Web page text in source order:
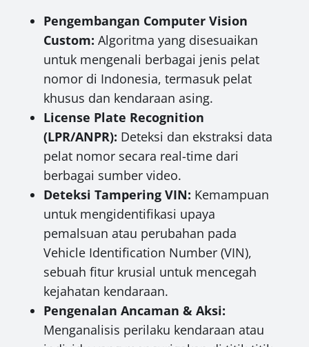
Pengembangan Computer Vision
Custom: Algoritma yang disesuaikan
untuk mengenali berbagai jenis pelat
nomor di Indonesia, termasuk pelat
khusus dan kendaraan asing.
License Plate Recognition
(LPR/ANPR): Deteksi dan ekstraksi data
pelat nomor secara real-time dari
berbagai sumber video.
Deteksi Tampering VIN: Kemampuan
untuk mengidentifikasi upaya
pemalsuan atau perubahan pada
Vehicle Identification Number (VIN),
sebuah fitur krusial untuk mencegah
kejahatan kendaraan.
Pengenalan Ancaman & Aksi:
Menganalisis perilaku kendaraan atau